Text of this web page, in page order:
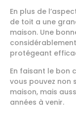
En plus de
de toit a une
maison. Une
protégeant
En faisant le bon
vous pouvez non
maison, mais
années à venir.